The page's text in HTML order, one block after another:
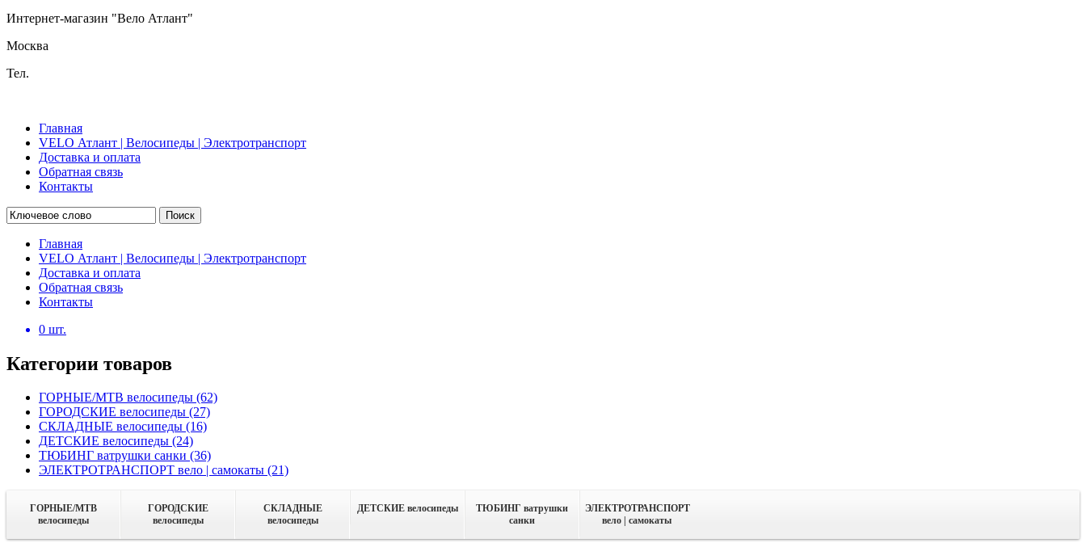
Интернет-магазин "Вело Атлант"
Москва
Тел.
Главная
VELO Атлант | Велосипеды | Электротранспорт
Доставка и оплата
Обратная связь
Контакты
Поиск
Главная
VELO Атлант | Велосипеды | Электротранспорт
Доставка и оплата
Обратная связь
Контакты
0 шт.
Категории товаров
ГОРНЫЕ/MTB велосипеды (62)
ГОРОДСКИЕ велосипеды (27)
СКЛАДНЫЕ велосипеды (16)
ДЕТСКИЕ велосипеды (24)
ТЮБИНГ ватрушки санки (36)
ЭЛЕКТРОТРАНСПОРТ вело | самокаты (21)
ГОРНЫЕ/MTB
велосипеды
ГОРОДСКИЕ
велосипеды
СКЛАДНЫЕ
велосипеды
ДЕТСКИЕ велосипеды
ТЮБИНГ ватрушки
санки
ЭЛЕКТРОТРАНСПОРТ
вело | самокаты